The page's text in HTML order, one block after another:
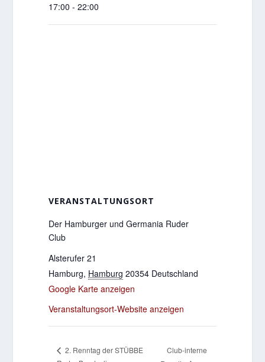
17:00 - 22:00
VERANSTALTUNGSORT
Der Hamburger und Germania Ruder
Club
Alsterufer 21
Hamburg, Hamburg 20354 Deutschland
Google Karte anzeigen
Veranstaltungsort-Website anzeigen
2. Renntag der STÜBBE
Club-interne